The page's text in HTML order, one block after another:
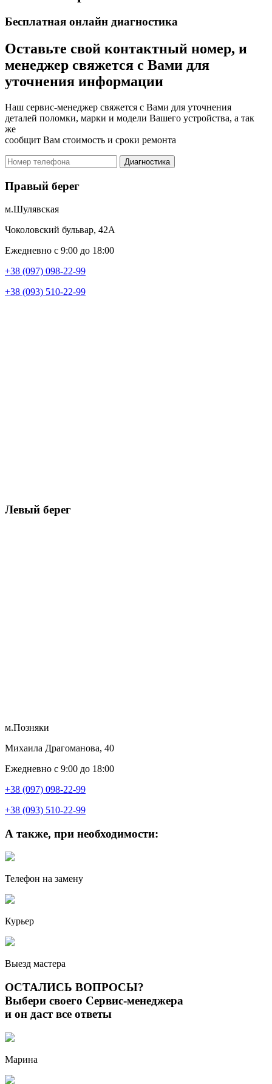
Бесплатная онлайн диагностика
Оставьте свой контактный номер, и
менеджер свяжется с Вами для
уточнения информации
Наш сервис-менеджер свяжется с Вами для уточнения
деталей поломки, марки и модели Вашего устройства, а так
же
сообщит Вам стоимость и сроки ремонта
Диагностика
Правый берег
м.Шулявская
Чоколовский бульвар, 42А
Ежедневно с 9:00 до 18:00
+38 (097) 098-22-99
+38 (093) 510-22-99
Левый берег
м.Позняки
Михаила Драгоманова, 40
Ежедневно с 9:00 до 18:00
+38 (097) 098-22-99
+38 (093) 510-22-99
А также, при необходимости:
Телефон на замену
Курьер
Выезд мастера
ОСТАЛИСЬ ВОПРОСЫ?
Выбери своего Сервис-менеджера
и он даст все ответы
Марина